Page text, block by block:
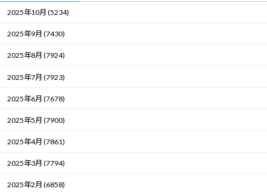
2025年10月 (5234)
2025年9月 (7430)
2025年8月 (7924)
2025年7月 (7923)
2025年6月 (7678)
2025年5月 (7900)
2025年4月 (7861)
2025年3月 (7794)
2025年2月 (6858)